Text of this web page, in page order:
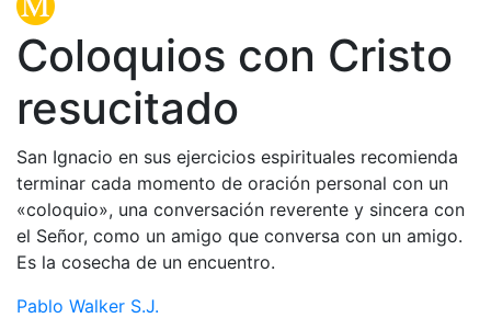
Coloquios con Cristo
resucitado
San Ignacio en sus ejercicios espirituales recomienda
terminar cada momento de oración personal con un
«coloquio», una conversación reverente y sincera con
el Señor, como un amigo que conversa con un amigo.
Es la cosecha de un encuentro.
Pablo Walker S.J.